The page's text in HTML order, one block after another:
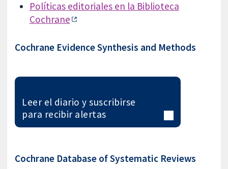
Políticas editoriales en la Biblioteca
Cochrane
Cochrane Evidence Synthesis and Methods
Leer el diario y suscribirse
para recibir alertas
Cochrane Database of Systematic Reviews